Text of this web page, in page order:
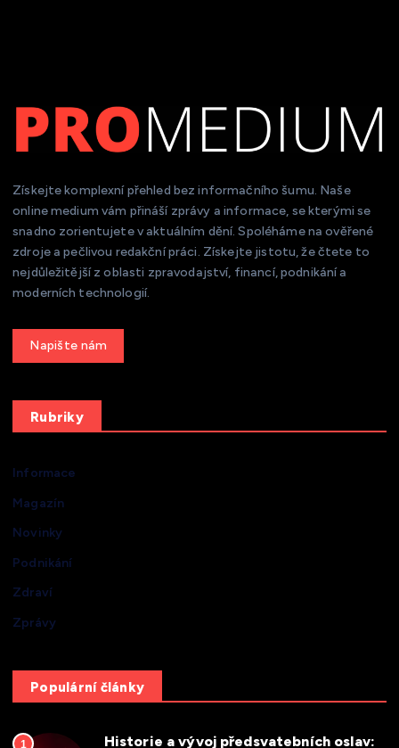
Získejte komplexní přehled bez informačního šumu. Naše
online medium vám přináší zprávy a informace, se kterými se
snadno zorientujete v aktuálním dění. Spoléháme na ověřené
zdroje a pečlivou redakční práci. Získejte jistotu, že čtete to
nejdůležitější z oblasti zpravodajství, financí, podnikání a
moderních technologií.
Get a Quote
Rubriky
Informace
Magazín
Novinky
Podnikání
Zdraví
Zprávy
Populární články
1
Historie a vývoj předsvatebních oslav: